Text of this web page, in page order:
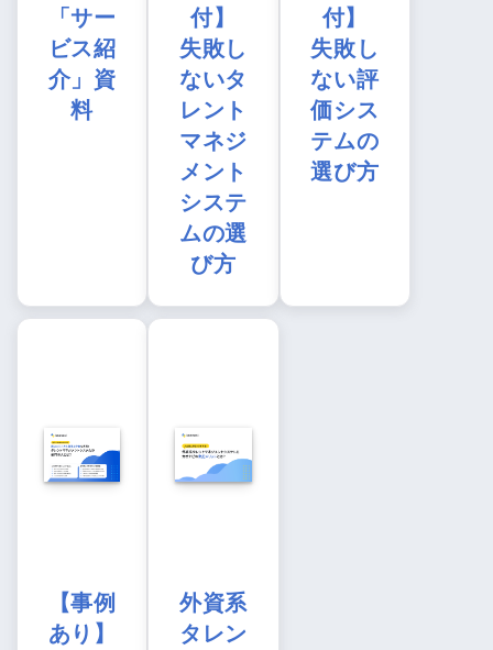
「サー
ビス紹
介」資
料
付】
失敗し
ないタ
レント
マネジ
メント
システ
ムの選
び方
付】
失敗し
ない評
価シス
テムの
選び方
【事例
あり】
外資系
タレン